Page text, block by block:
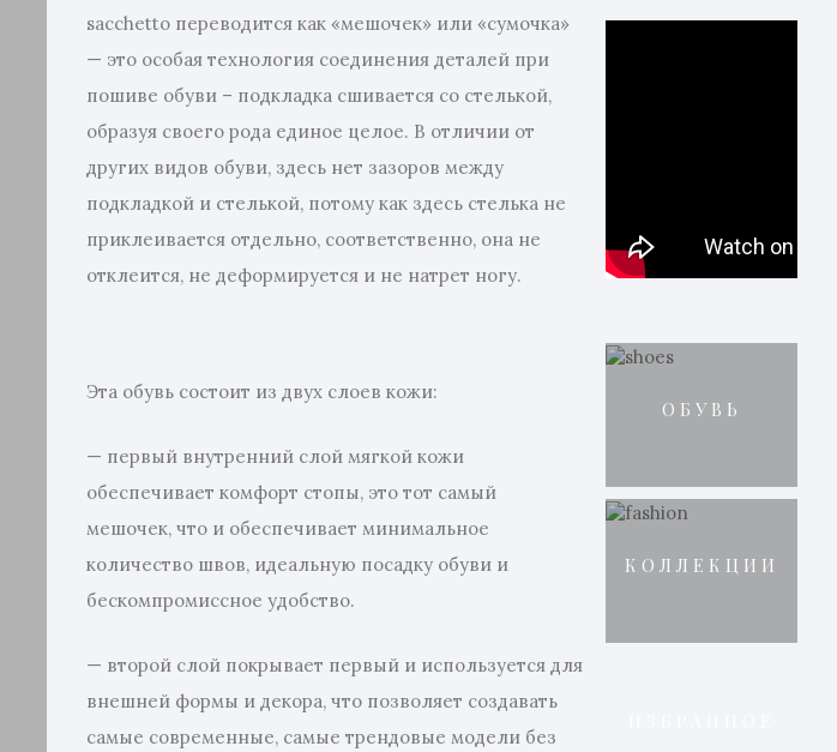
sacchetto переводится как «мешочек» или «сумочка»
— это особая технология соединения деталей при
пошиве обуви – подкладка сшивается со стелькой,
образуя своего рода единое целое. В отличии от
других видов обуви, здесь нет зазоров между
подкладкой и стелькой, потому как здесь стелька не
приклеивается отдельно, соответственно, она не
отклеится, не деформируется и не натрет ногу.
Эта обувь состоит из двух слоев кожи:
— первый внутренний слой мягкой кожи
обеспечивает комфорт стопы, это тот самый
мешочек, что и обеспечивает минимальное
количество швов, идеальную посадку обуви и
бескомпромиссное удобство.
— второй слой покрывает первый и используется для
внешней формы и декора, что позволяет создавать
самые современные, самые трендовые модели без
ОБУВЬ
КОЛЛЕКЦИИ